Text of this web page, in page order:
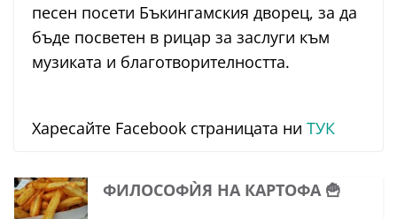
песен посети Бъкингамския дворец, за да
бъде посветен в рицар за заслуги към
музиката и благотворителността.
Харесайте Facebook страницата ни ТУК
ФИЛОСОФЍЯ НА КАРТОФА 🍟